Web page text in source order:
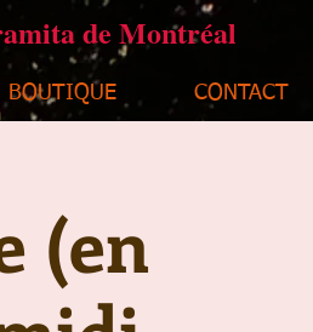
de Montréal
BOUTIQUE CONTACT
(en